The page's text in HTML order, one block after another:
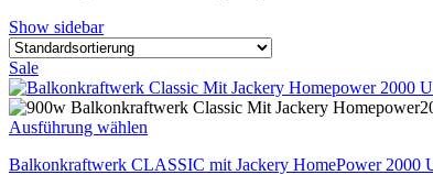
Show sidebar
Sale
Ausführung wählen
Balkonkraftwerk CLASSIC mit Jackery HomePower 2000